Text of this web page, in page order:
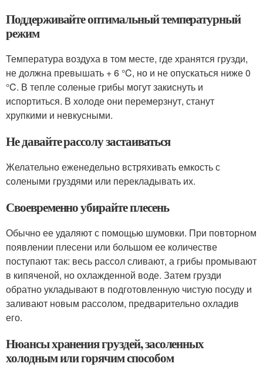
Поддерживайте оптимальный температурный
режим
Температура воздуха в том месте, где хранятся грузди,
не должна превышать + 6 °C, но и не опускаться ниже 0
°C. В тепле соленые грибы могут закиснуть и
испортиться. В холоде они перемерзнут, станут
хрупкими и невкусными.
Не давайте рассолу застаиваться
Желательно еженедельно встряхивать емкость с
солеными груздями или перекладывать их.
Своевременно убирайте плесень
Обычно ее удаляют с помощью шумовки. При повторном
появлении плесени или большом ее количестве
поступают так: весь рассол сливают, а грибы промывают
в кипяченой, но охлажденной воде. Затем грузди
обратно укладывают в подготовленную чистую посуду и
заливают новым рассолом, предварительно охладив
его.
Нюансы хранения груздей, засоленных
холодным или горячим способом